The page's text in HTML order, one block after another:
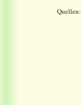
Quellen: